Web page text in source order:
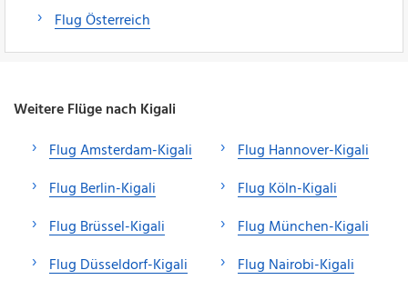
Flug Österreich
Weitere Flüge nach Kigali
Flug Amsterdam-Kigali
Flug Berlin-Kigali
Flug Brüssel-Kigali
Flug Düsseldorf-Kigali
Flug Hannover-Kigali
Flug Köln-Kigali
Flug München-Kigali
Flug Nairobi-Kigali